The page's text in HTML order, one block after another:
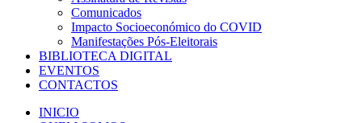
Comunicados
Impacto Socioeconómico do COVID
Manifestações Pós-Eleitorais
BIBLIOTECA DIGITAL
EVENTOS
CONTACTOS
INICIO